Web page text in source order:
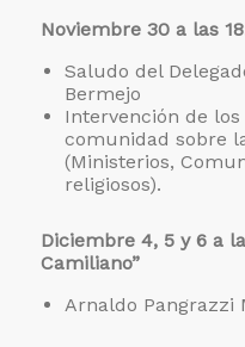
Noviembre 30 a las
Saludo del
Bermejo
Intervención de
comunidad sobre
(Ministerios,
religiosos).
Diciembre 4, 5 y 6 a
Camiliano”
Arnaldo Pangrazzi